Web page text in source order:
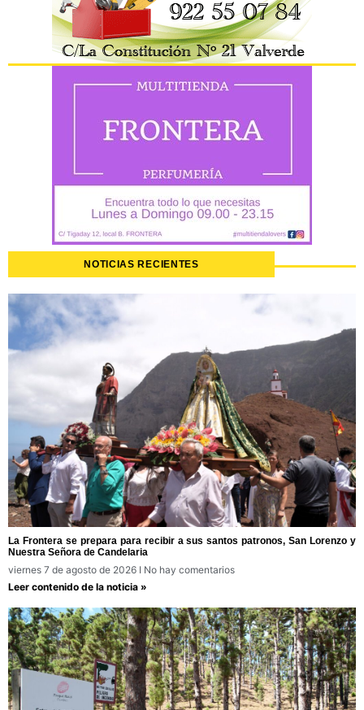
NOTICIAS RECIENTES
La Frontera se prepara para recibir a sus santos patronos, San Lorenzo y
Nuestra Señora de Candelaria
viernes 7 de agosto de 2026
No hay comentarios
Leer contenido de la noticia »